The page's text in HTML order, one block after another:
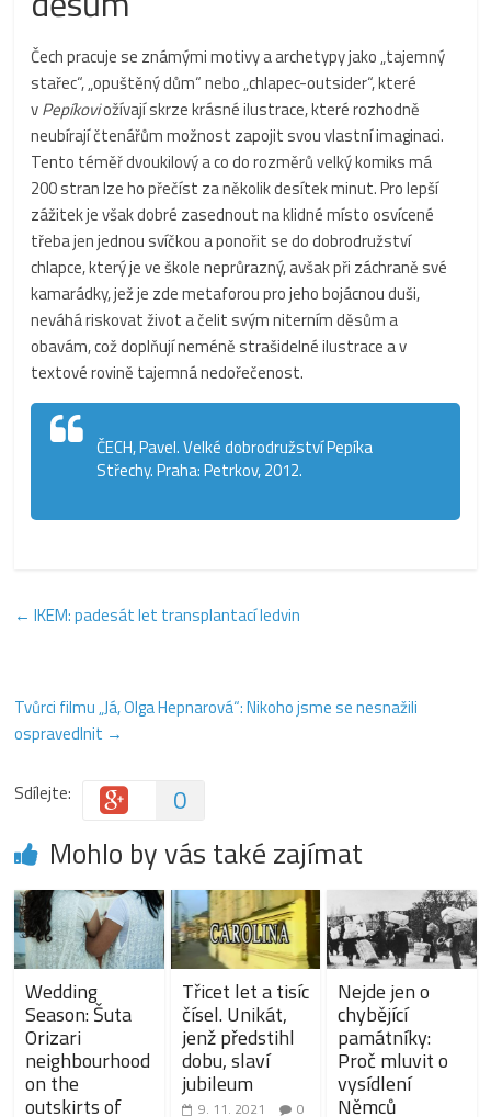
Čech pracuje se známými motivy a archetypy jako „tajemný
stařec“, „opuštěný dům“ nebo „chlapec-outsider“, které
vPepíkoviožívají skrze krásné ilustrace, které rozhodně
neubírají čtenářům možnost zapojit svou vlastní imaginaci.
Tento téměř dvoukilový a co do rozměrů velký komiks má
200 stran lze ho přečíst za několik desítek minut. Pro lepší
zážitek je však dobré zasednout na klidné místo osvícené
třeba jen jednou svíčkou a ponořit se do dobrodružství
chlapce, který je ve škole neprůrazný, avšak při záchraně své
kamarádky, jež je zde metaforou pro jeho bojácnou duši,
neváhá riskovat život a čelit svým niterním děsům a
obavám, což doplňují neméně strašidelné ilustrace a v
textové rovině tajemná nedořečenost.
ČECH, Pavel. Velké dobrodružství Pepíka
Střechy. Praha: Petrkov, 2012.
← IKEM: padesát let transplantací ledvin
Tvůrci filmu „Já, Olga Hepnarová“: Nikoho jsme se nesnažili
ospravedlnit →
Sdílejte: 0
Mohlo by vás také zajímat
Wedding
Season: Šuta
Orizari
neighbourhood
on the
outskirts of
Třicet let a tisíc
čísel. Unikát,
jenž předstihl
dobu, slaví
jubileum
9. 11. 2021 0
Nejde jen o
chybějící
památníky:
Proč mluvit o
vysídlení
Němců